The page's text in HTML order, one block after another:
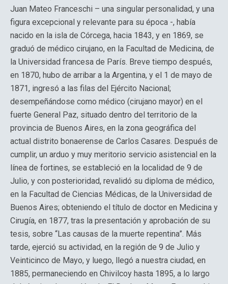
Juan Mateo Franceschi – una singular personalidad, y una
figura excepcional y relevante para su época -, había
nacido en la isla de Córcega, hacia 1843, y en 1869, se
graduó de médico cirujano, en la Facultad de Medicina, de
la Universidad francesa de París. Breve tiempo después,
en 1870, hubo de arribar a la Argentina, y el 1 de mayo de
1871, ingresó a las filas del Ejército Nacional;
desempeñándose como médico (cirujano mayor) en el
fuerte General Paz, situado dentro del territorio de la
provincia de Buenos Aires, en la zona geográfica del
actual distrito bonaerense de Carlos Casares. Después de
cumplir, un arduo y muy meritorio servicio asistencial en la
línea de fortines, se estableció en la localidad de 9 de
Julio, y con posterioridad, revalidó su diploma de médico,
en la Facultad de Ciencias Médicas, de la Universidad de
Buenos Aires; obteniendo el título de doctor en Medicina y
Cirugía, en 1877, tras la presentación y aprobación de su
tesis, sobre “Las causas de la muerte repentina”. Más
tarde, ejerció su actividad, en la región de 9 de Julio y
Veinticinco de Mayo, y luego, llegó a nuestra ciudad, en
1885, permaneciendo en Chivilcoy hasta 1895, a lo largo